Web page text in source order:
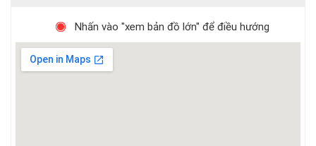
Nhấn vào "xem bản đồ lớn" để điều hướng